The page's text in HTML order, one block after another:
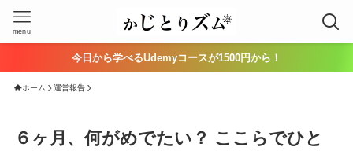
menu
今日から学べるUdemyコースが1500円から！
ホーム 運営報告
６ヶ月、何がめでたい？ ここらでひと